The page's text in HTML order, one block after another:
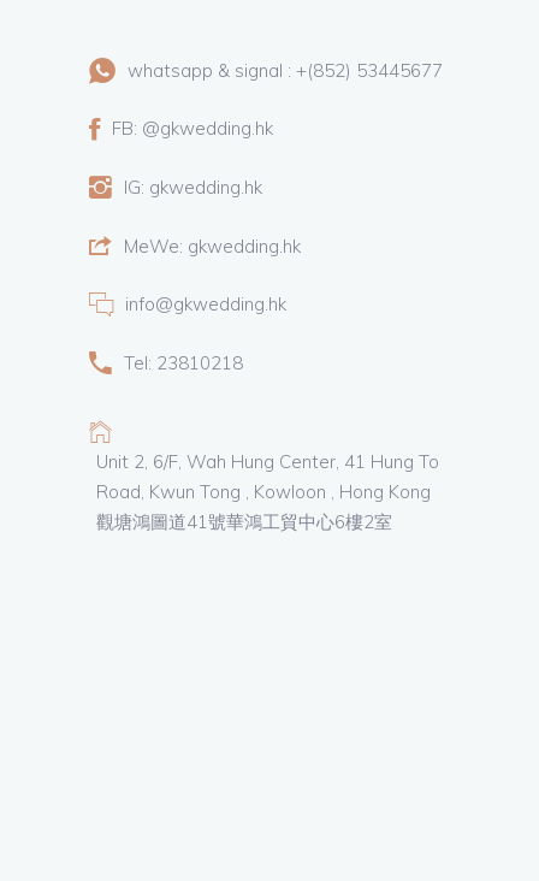
whatsapp & signal : +(852) 53445677
FB: @gkwedding.hk
IG: gkwedding.hk
MeWe: gkwedding.hk
info@gkwedding.hk
Tel: 23810218
Unit 2, 6/F, Wah Hung Center, 41 Hung To
Road, Kwun Tong , Kowloon , Hong Kong
觀塘鴻圖道41號華鴻工貿中心6樓2室